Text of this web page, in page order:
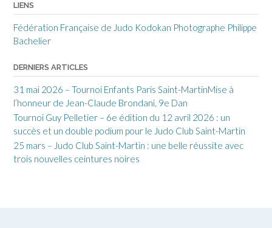
LIENS
Fédération Française de Judo Kodokan Photographe Philippe
Bachelier
DERNIERS ARTICLES
31 mai 2026 – Tournoi Enfants Paris Saint-MartinMise à
l’honneur de Jean-Claude Brondani, 9e Dan
Tournoi Guy Pelletier – 6e édition du 12 avril 2026 : un
succès et un double podium pour le Judo Club Saint-Martin
25 mars – Judo Club Saint-Martin : une belle réussite avec
trois nouvelles ceintures noires